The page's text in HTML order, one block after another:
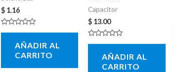
$1.16
Valorado
AÑADIR AL
CARRITO
Capacitor
$ 13.00
Valorado
AÑADIR AL
CARRITO